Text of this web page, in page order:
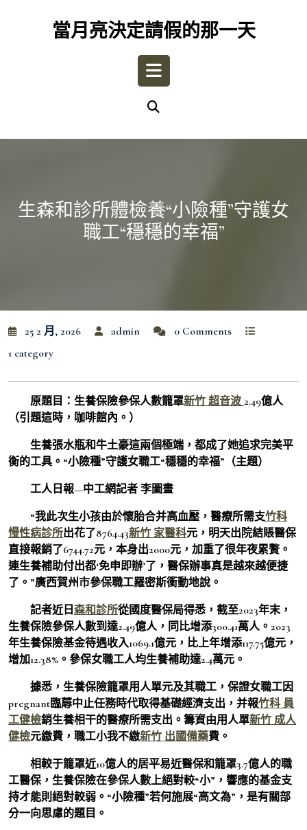
當月亮決定請假的那一天
Open
生森和診所體檢養“小險種”守護女
職工“穩穩的幸福”
25 2 月, 2026 admin
0 Comments
1 category
原題目：生養保險參保人數籠罩新竹 超音波 2.49億人
（引題這時，咖啡館內。）
生養張水瓶和牛土豪這兩個極端，都成了她追求完美平
衡的工具。“小險種”守護女職工“穩穩的幸福”（主題）
工人日報—中工網記者 李圖畫
“我此次生小孩由於懷胎合并高血壓，醫療所需支竹科
慢性病診所出花了8764.43新竹 家醫科元，明天出院結賬醫保
直接報銷了6744.72元，本身出2000元，加重了很年夜累贅。
連生養補助付出都‘免申即辦’了，醫保辦事真是越來越便捷
了。”廣西賀州市參保職工羅密斯衝動地說。
記者近日 森和診所從國度醫保局得悉，截至2023年末，
生養保險參保人數到達2.49億人，同比增添300.41萬人。2023
年生養保險基金待遇收入1069.1億元，比上年增添117.75億元，
增加12.38%。參保女職工人均生養補助達2.4萬元。
據悉，生養保險籠罩用人單元及其職工，保證女職工因
pregnant臨蓐中止任務時代取得基礎經濟支出，并報竹科 員
工健檢銷生養相干的醫療所需支出。籌資由用人單新竹 成人
健檢元繳費，職工小我不繳新竹 出國備藥費。
相較于籠罩近10億人的居平易近醫保和籠罩3.7億人的職
工醫保，生養保險在參保人數上絕對較“小”，響應的基金支
持才能則絕對較弱。“小險種”若何施展“高文為”，是有關部
分一向思慮的題目。